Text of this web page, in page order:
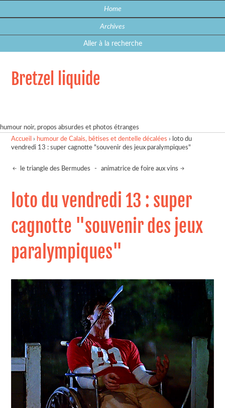
Home
Archives
Aller à la recherche
Bretzel liquide
humour noir, propos absurdes et photos étranges
Accueil › humour de Calais, bêtises et dentelle décalées › loto du
vendredi 13 : super cagnotte "souvenir des jeux paralympiques"
le triangle des Bermudes - animatrice de foire aux vins
loto du vendredi 13 : super
cagnotte "souvenir des jeux
paralympiques"